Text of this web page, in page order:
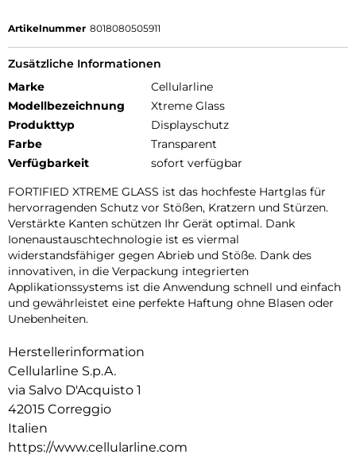
Artikelnummer 8018080505911
Zusätzliche Informationen
Marke
Cellularline
Modellbezeichnung
Xtreme Glass
Produkttyp
Displayschutz
Farbe
Transparent
Verfügbarkeit
sofort verfügbar
FORTIFIED XTREME GLASS ist das hochfeste Hartglas für
hervorragenden Schutz vor Stößen, Kratzern und Stürzen.
Verstärkte Kanten schützen Ihr Gerät optimal. Dank
Ionenaustauschtechnologie ist es viermal
widerstandsfähiger gegen Abrieb und Stöße. Dank des
innovativen, in die Verpackung integrierten
Applikationssystems ist die Anwendung schnell und einfach
und gewährleistet eine perfekte Haftung ohne Blasen oder
Unebenheiten.
Herstellerinformation
Cellularline S.p.A.
via Salvo D'Acquisto 1
42015 Correggio
Italien
https://www.cellularline.com